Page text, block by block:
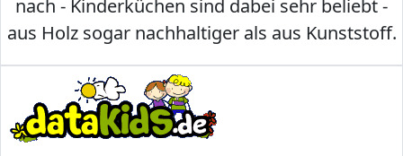
nach - Kinderküchen sind dabei sehr beliebt -
aus Holz sogar nachhaltiger als aus Kunststoff.